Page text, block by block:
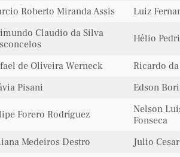
Roberto Miranda Assis Luiz
Claudio da Silva
Hélio
de Oliveira Werneck
Ricardo
Pisani Edson
Forero Rodríguez
Nelson
Fonseca
Medeiros Destro Julio